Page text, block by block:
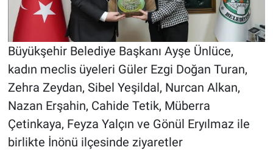
Büyükşehir Belediye Başkanı Ayşe Ünlüce,
kadın meclis üyeleri Güler Ezgi Doğan Turan,
Zehra Zeydan, Sibel Yeşildal, Nurcan Alkan,
Nazan Erşahin, Cahide Tetik, Müberra
Çetinkaya, Feyza Yalçın ve Gönül Eryılmaz ile
birlikte İnönü ilçesinde ziyaretler